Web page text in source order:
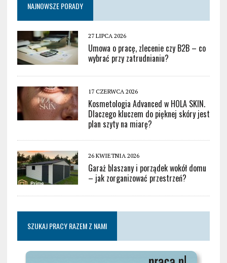
NAJNOWSZE PORADY
27 LIPCA 2026
Umowa o pracę, zlecenie czy B2B – co
wybrać przy zatrudnianiu?
17 CZERWCA 2026
Kosmetologia Advanced w HOLA SKIN.
Dlaczego kluczem do pięknej skóry jest
plan szyty na miarę?
26 KWIETNIA 2026
Garaż blaszany i porządek wokół domu
– jak zorganizować przestrzeń?
SZUKAJ PRACY RAZEM Z NAMI